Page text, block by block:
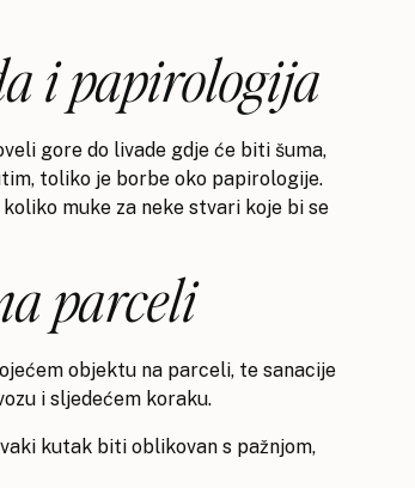
i papirologija
gore do livade gdje će biti šuma,
toliko je borbe oko papirologije.
muke za neke stvari koje bi se
parceli
objektu na parceli, te sanacije
i sljedećem koraku.
kutak biti oblikovan s pažnjom,